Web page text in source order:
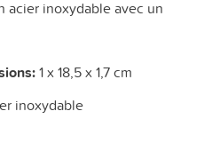
acier inoxydable avec un
1 x 18,5 x 1,7 cm
inoxydable